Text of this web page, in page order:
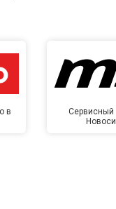
в
Сервисный